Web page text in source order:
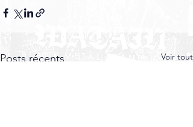
Posts récents Voir tout